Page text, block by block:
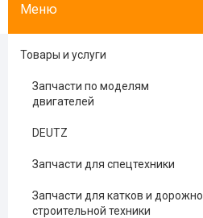
Товары и услуги
Запчасти по моделям
двигателей
DEUTZ
Запчасти для спецтехники
Запчасти для катков и дорожно
строительной техники